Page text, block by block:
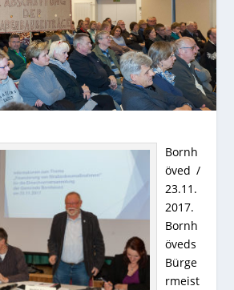
Bornh
öved /
23.11.
2017.
Bornh
öveds
Bürge
rmeist